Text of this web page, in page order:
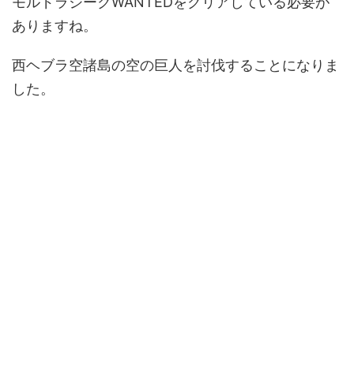
ありますね。
西ヘブラ空諸島の空の巨人を討伐することになりま
した。